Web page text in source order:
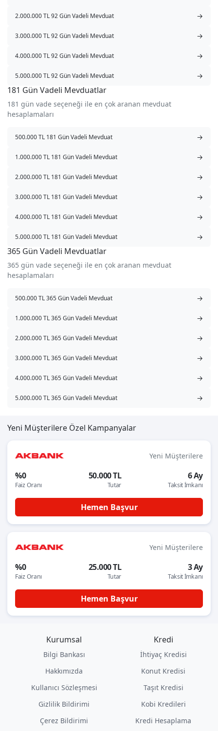
2.000.000 TL 92 Gün Vadeli Mevduat →
3.000.000 TL 92 Gün Vadeli Mevduat →
4.000.000 TL 92 Gün Vadeli Mevduat →
5.000.000 TL 92 Gün Vadeli Mevduat →
181 Gün Vadeli Mevduatlar
181 gün vade seçeneği ile en çok aranan mevduat
hesaplamaları
500.000 TL 181 Gün Vadeli Mevduat →
1.000.000 TL 181 Gün Vadeli Mevduat →
2.000.000 TL 181 Gün Vadeli Mevduat →
3.000.000 TL 181 Gün Vadeli Mevduat →
4.000.000 TL 181 Gün Vadeli Mevduat →
5.000.000 TL 181 Gün Vadeli Mevduat →
365 Gün Vadeli Mevduatlar
365 gün vade seçeneği ile en çok aranan mevduat
hesaplamaları
500.000 TL 365 Gün Vadeli Mevduat →
1.000.000 TL 365 Gün Vadeli Mevduat →
2.000.000 TL 365 Gün Vadeli Mevduat →
3.000.000 TL 365 Gün Vadeli Mevduat →
4.000.000 TL 365 Gün Vadeli Mevduat →
5.000.000 TL 365 Gün Vadeli Mevduat →
Yeni Müşterilere Özel Kampanyalar
Yeni Müşterilere
%0
Faiz Oranı
50.000 TL
Tutar
6 Ay
Taksit İmkanı
Hemen Başvur
Yeni Müşterilere
%0
Faiz Oranı
25.000 TL
Tutar
3 Ay
Taksit İmkanı
Hemen Başvur
Kurumsal
Bilgi Bankası
Hakkımızda
Kullanıcı Sözleşmesi
Gizlilik Bildirimi
Çerez Bildirimi
Kredi
İhtiyaç Kredisi
Konut Kredisi
Taşıt Kredisi
Kobi Kredileri
Kredi Hesaplama